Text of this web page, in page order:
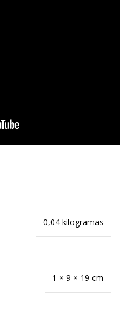
0,04 kilogramas
1 × 9 × 19 cm